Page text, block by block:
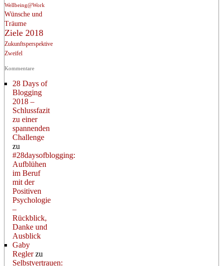
Wellbeing@Work
Wünsche und
Träume
Ziele 2018
Zukunftsperspektive
Zweifel
Kommentare
28 Days of
Blogging
2018 –
Schlussfazit
zu einer
spannenden
Challenge
zu
#28daysofblogging:
Aufblühen
im Beruf
mit der
Positiven
Psychologie
–
Rückblick,
Danke und
Ausblick
Gaby
Reglerzu
Selbstvertrauen: